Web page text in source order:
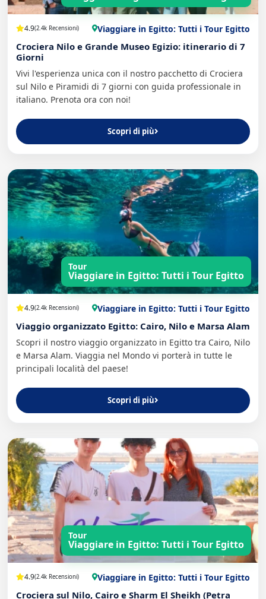
4.9(2.4k Recensioni) Viaggiare in Egitto: Tutti i Tour Egitto
Crociera Nilo e Grande Museo Egizio: itinerario di 7
Giorni
Vivi l'esperienza unica con il nostro pacchetto di Crociera
sul Nilo e Piramidi di 7 giorni con guida professionale in
italiano. Prenota ora con noi!
Scopri di più
Tour
Viaggiare in Egitto: Tutti i Tour Egitto
4.9(2.4k Recensioni) Viaggiare in Egitto: Tutti i Tour Egitto
Viaggio organizzato Egitto: Cairo, Nilo e Marsa Alam
Scopri il nostro viaggio organizzato in Egitto tra Cairo, Nilo
e Marsa Alam. Viaggia nel Mondo vi porterà in tutte le
principali località del paese!
Scopri di più
Tour
Viaggiare in Egitto: Tutti i Tour Egitto
4.9(2.4k Recensioni) Viaggiare in Egitto: Tutti i Tour Egitto
Crociera sul Nilo, Cairo e Sharm El Sheikh (Petra